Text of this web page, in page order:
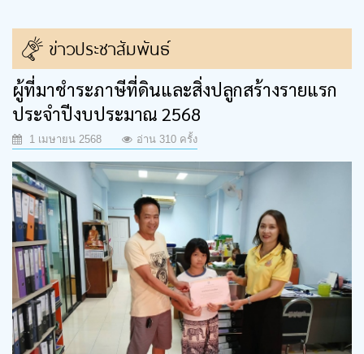
ข่าวประชาสัมพันธ์
ผู้ที่มาชำระภาษีที่ดินและสิ่งปลูกสร้างรายแรก
ประจำปีงบประมาณ 2568
1 เมษายน 2568 อ่าน 310 ครั้ง